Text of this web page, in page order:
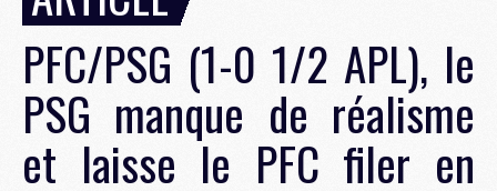
PFC/PSG (1-0 1/2 APL), le
PSG manque de réalisme
et laisse le PFC filer en